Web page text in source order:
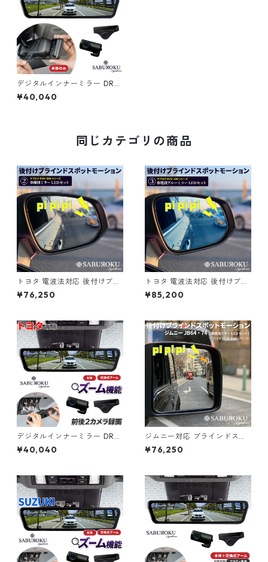
デジタルインナーミラー DRM
R490（本体のみ） [ ドライブ
レコーダー ミラー製 ミラー型
コ 前後 前後2カメラ 12インチ
前後同時録画 衝撃検知 ]
¥40,040
同じカテゴリの商品
トヨタ 電波法対応 後付けブラ
インドスポットモーション BS
M-300 サブロク【車種別ミラ
ブラインドスポットモニター b
sm トヨタ ブラインド スポッ
ト モニター 死角検知 後方 死
角 接近 車線変更 警告 検出 注
意喚起 センサー ]
¥76,250
トヨタ 電波法対応 後付けブラ
インドスポットモーション BS
M-300 【車種別ブルーミラー
ラインドスポットモニター bs
m トヨタ ブラインド スポット
モニター 死角検知 後方 死角
接近 車線変更 警告 検出 注意
喚起 センサー ]
¥85,200
デジタルインナーミラー DRM
R490（本体＋アーム）【トヨ
タ専用】 [ ドライブレコーダ
ドラレコ デジタルインナーミ
ラー 駐車監視 ドラレコ 前後
前後2カメラ 12インチ 前後同
時録画 衝撃検知 ]
¥40,040
ジムニー対応 ブラインドスポ
ット モーション BSM-300
【ミラー/ブルーミラーLEDセ
ニター 死角検知 後方 死角 接
近 車線変更 警告 検出 注意喚
起 センサー ]
¥76,250